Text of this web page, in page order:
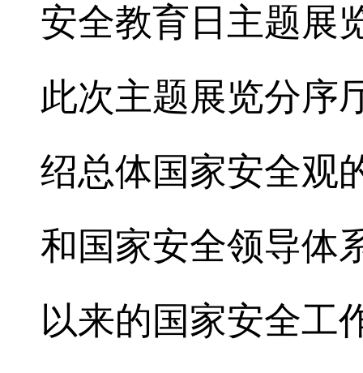
安全教育日主题展
此次主题展览分序
绍总体国家安全观
和国家安全领导体
以来的国家安全工